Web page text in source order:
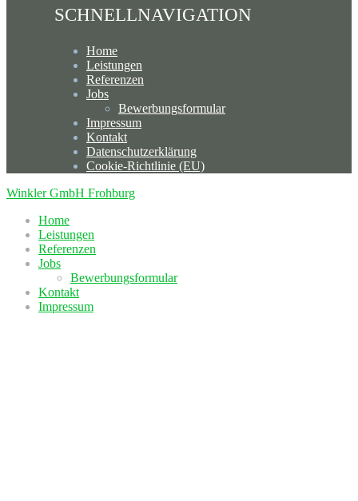
SCHNELLNAVIGATION
Home
Leistungen
Referenzen
Jobs
Bewerbungsformular
Impressum
Kontakt
Datenschutzerklärung
Cookie-Richtlinie (EU)
Winkler GmbH Frohburg
Home
Leistungen
Referenzen
Jobs
Bewerbungsformular
Kontakt
Impressum